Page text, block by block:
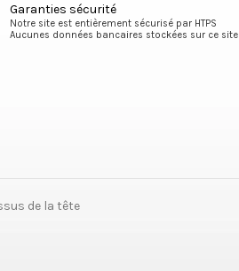
Garanties sécurité
Notre site est entièrement sécurisé par HTPS
Aucunes données bancaires stockées sur ce site
de la tête